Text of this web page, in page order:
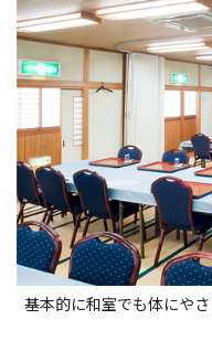
基本的に和室でも体にや